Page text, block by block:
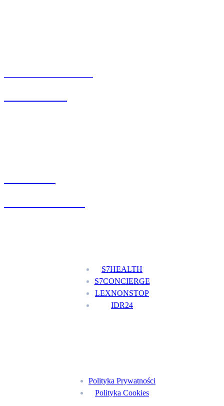
S7HEALTH
S7CONCIERGE
LEXNONSTOP
IDR24
Polityka Prywatności
Polityka Cookies